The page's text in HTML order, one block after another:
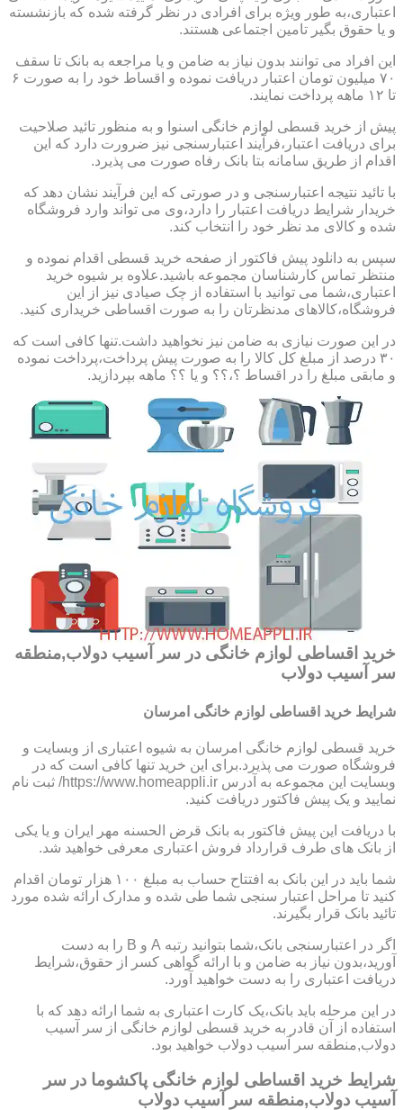
اعتباری،به طور ویژه برای افرادی در نظر گرفته شده که بازنشسته
و یا حقوق بگیر تامین اجتماعی هستند.
این افراد می توانند بدون نیاز به ضامن و یا مراجعه به بانک تا سقف
۷۰ میلیون تومان اعتبار دریافت نموده و اقساط خود را به صورت ۶
تا ۱۲ ماهه پرداخت نمایند.
پیش از خرید قسطی لوازم خانگی اسنوا و به منظور تائید صلاحیت
برای دریافت اعتبار،فرآیند اعتبارسنجی نیز ضرورت دارد که این
اقدام از طریق سامانه بتا بانک رفاه صورت می پذیرد.
با تائید نتیجه اعتبارسنجی و در صورتی که این فرآیند نشان دهد که
خریدار شرایط دریافت اعتبار را دارد،وی می تواند وارد فروشگاه
شده و کالای مد نظر خود را انتخاب کند.
سپس به دانلود پیش فاکتور از صفحه خرید قسطی اقدام نموده و
منتظر تماس کارشناسان مجموعه باشید.علاوه بر شیوه خرید
اعتباری،شما می توانید با استفاده از چک صیادی نیز از این
فروشگاه،کالاهای مدنظرتان را به صورت اقساطی خریداری کنید.
در این صورت نیازی به ضامن نیز نخواهید داشت.تنها کافی است که
۳۰ درصد از مبلغ کل کالا را به صورت پیش پرداخت،پرداخت نموده
و مابقی مبلغ را در اقساط ؟،؟؟ و یا ؟؟ ماهه بپردازید.
خرید اقساطی لوازم خانگی در سر آسیب دولاب,منطقه
سر آسیب دولاب
شرایط خرید اقساطی لوازم خانگی امرسان
خرید قسطی لوازم خانگی امرسان به شیوه اعتباری از وبسایت و
فروشگاه صورت می پذیرد.برای این خرید تنها کافی است که در
وبسایت این مجموعه به آدرس https://www.homeappli.ir/ ثبت نام
نمایید و یک پیش فاکتور دریافت کنید.
با دریافت این پیش فاکتور به بانک قرض الحسنه مهر ایران و یا یکی
از بانک های طرف قرارداد فروش اعتباری معرفی خواهید شد.
شما باید در این بانک به افتتاح حساب به مبلغ ۱۰۰ هزار تومان اقدام
کنید تا مراحل اعتبار سنجی شما طی شده و مدارک ارائه شده مورد
تائید بانک قرار بگیرند.
اگر در اعتبارسنجی بانک،شما بتوانید رتبه A و B را به دست
آورید،بدون نیاز به ضامن و با ارائه گواهی کسر از حقوق،شرایط
دریافت اعتباری را به دست خواهید آورد.
در این مرحله باید بانک،یک کارت اعتباری به شما ارائه دهد که با
استفاده از آن قادر به خرید قسطی لوازم خانگی از سر آسیب
دولاب,منطقه سر آسیب دولاب خواهید بود.
شرایط خرید اقساطی لوازم خانگی پاکشوما در سر
آسیب دولاب,منطقه سر آسیب دولاب